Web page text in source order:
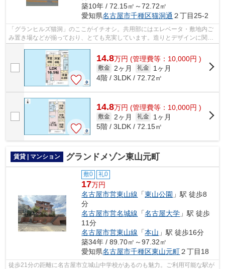
築10年 / 72.15㎡～72.72㎡
愛知県名古屋市千種区猫洞通 ２丁目25-2
「グランヒルズ猫洞」のここがイチオシ。共用部にはエレベータ・敷地内ご
み置き場などが揃っており、とても充実しています。造りとデザインに関し
14.8万円 (管理費等：10,000円 )
敷金 2ヶ月 礼金
1ヶ月
4階 / 3LDK / 72.72㎡
14.8万円 (管理費等：10,000円 )
敷金 2ヶ月 礼金
1ヶ月
5階 / 3LDK / 72.15㎡
賃貸 | マンション グランドメゾン東山元町
敷0 礼0
17万円
名古屋市営東山線 「東山公園 」駅 徒歩8
分
名古屋市営名城線 「名古屋大学 」駅 徒歩
11分
名古屋市営東山線 「本山 」駅 徒歩16分
築34年 / 89.70㎡～97.32㎡
愛知県名古屋市千種区東山元町２丁目18
徒歩21分の距離に名古屋市立城山中学校があるのも魅力。ご利用可能な駅が